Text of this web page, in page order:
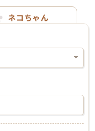
ネコちゃん